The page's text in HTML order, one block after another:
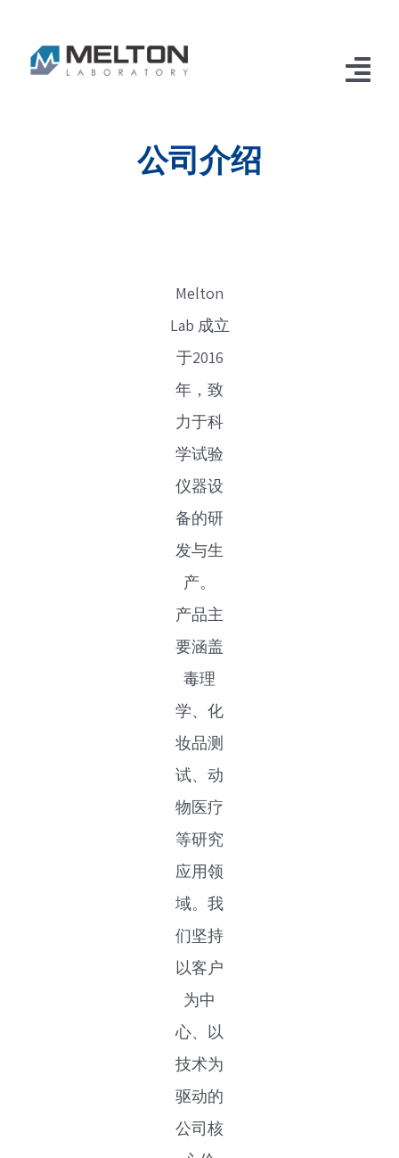
content
轻量化口鼻式鼻吸入暴露系统
高精度口鼻吸入暴露系统
大动物口鼻吸入暴露系统
全身暴露系统
公司介绍
Melton
Lab 成立
于2016
年，致
力于科
学试验
仪器设
备的研
发与生
产。
产品主
要涵盖
毒理
学、化
妆品测
试、动
物医疗
等研究
应用领
域。我
们坚持
以客户
为中
心、以
技术为
驱动的
公司核